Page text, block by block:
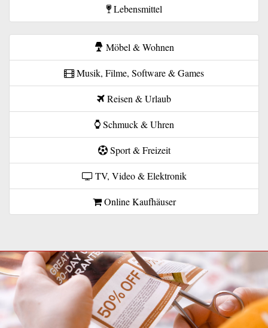
Lebensmittel
Möbel & Wohnen
Musik, Filme, Software & Games
Reisen & Urlaub
Schmuck & Uhren
Sport & Freizeit
TV, Video & Elektronik
Online Kaufhäuser